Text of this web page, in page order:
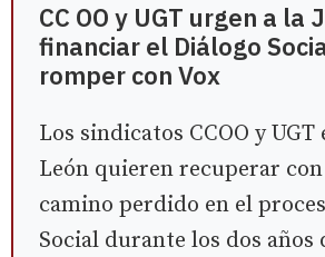
CC OO y UGT urgen a la
financiar el Diálogo
romper con Vox
Los sindicatos CCOO y
León quieren recuperar
camino perdido en el
Social durante los dos años